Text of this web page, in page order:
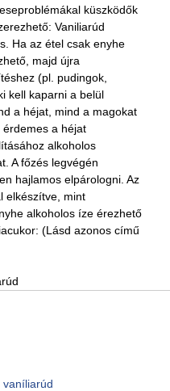
küszködők
Vaniliarúd
Ha az étel csak enyhe
majd újra
(pl. pudingok,
kell kaparni a belül
a héjat, mind a magokat
a héjat
alkoholos
A főzés legvégén
hajlamos elpárologni. Az
elkészítve, mint
alkoholos íze érezhető
(Lásd azonos című
vaníliarúd